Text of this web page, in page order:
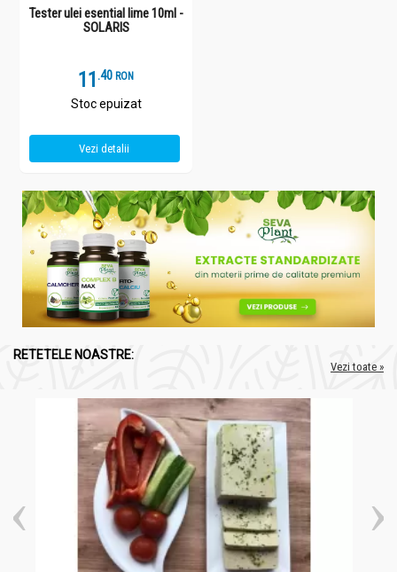
Tester ulei esential lime 10ml -
SOLARIS
11 .4 RON
Stoc epuizat
Vezi detalii
RETETELE NOASTRE:
Vezi toate »